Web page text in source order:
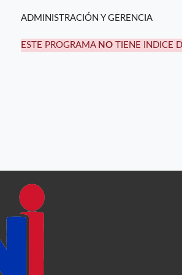
ADMINISTRACIÓN Y GERENCIA
ESTE PROGRAMA NO TIENE INDICE